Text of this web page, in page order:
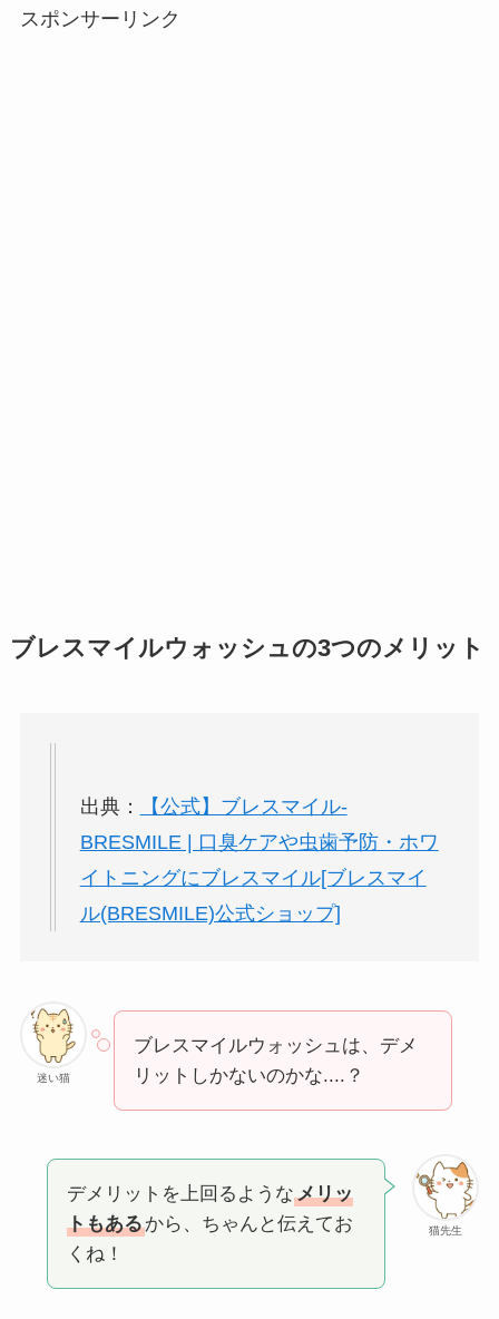
スポンサーリンク
ブレスマイルウォッシュの3つのメリット
出典：
【公式】ブレスマイル-
BRESMILE | 口臭ケアや虫歯予防・ホワ
イトニングにブレスマイル[ブレスマイ
ル(BRESMILE)公式ショップ]
迷い猫
ブレスマイルウォッシュは、デメ
リットしかないのかな....？
猫先生
デメリットを上回るようなメリッ
トもあるから、ちゃんと伝えてお
くね！